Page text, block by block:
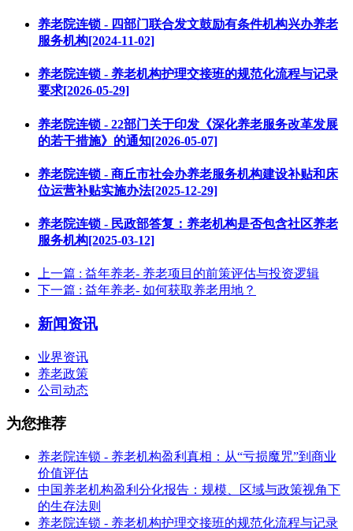
养老院连锁 - 四部门联合发文鼓励有条件机构兴办养老
服务机构[2024-11-02]
养老院连锁 - 养老机构护理交接班的规范化流程与记录
要求[2026-05-29]
养老院连锁 - 22部门关于印发《深化养老服务改革发展
的若干措施》的通知[2026-05-07]
养老院连锁 - 商丘市社会办养老服务机构建设补贴和床
位运营补贴实施办法[2025-12-29]
养老院连锁 - 民政部答复：养老机构是否包含社区养老
服务机构[2025-03-12]
上一篇 : 益年养老- 养老项目的前策评估与投资逻辑
下一篇 : 益年养老- 如何获取养老用地？
新闻资讯
业界资讯
养老政策
公司动态
为您推荐
养老院连锁 - 养老机构盈利真相：从“亏损魔咒”到商业
价值评估
中国养老机构盈利分化报告：规模、区域与政策视角下
的生存法则
养老院连锁 - 养老机构护理交接班的规范化流程与记录